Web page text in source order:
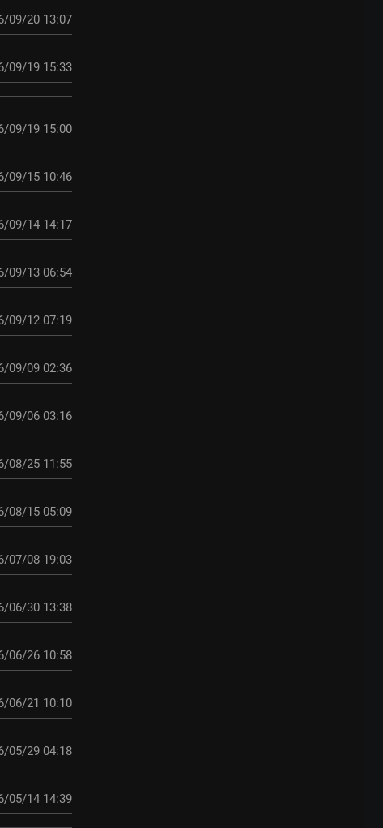
09/20 13:07
09/19 15:33
09/19 15:00
09/15 10:46
09/14 14:17
09/13 06:54
09/12 07:19
09/09 02:36
09/06 03:16
08/25 11:55
08/15 05:09
07/08 19:03
06/30 13:38
06/26 10:58
06/21 10:10
05/29 04:18
05/14 14:39